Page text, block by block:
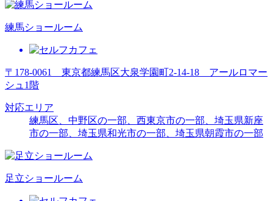
練馬ショールーム
〒178-0061 東京都練馬区大泉学園町2-14-18 アールロマー
シュ1階
対応エリア
練馬区、中野区の一部、西東京市の一部、埼玉県新座
市の一部、埼玉県和光市の一部、埼玉県朝霞市の一部
足立ショールーム